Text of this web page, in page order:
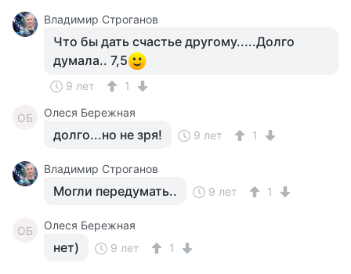
Владимир Строганов
Что бы дать счастье другому.....Долго
думала.. 7,5
9 лет 1
ОБ Олеся Бережная
долго...но не зря! 9 лет 1
Владимир Строганов
Могли передумать.. 9 лет 1
ОБ Олеся Бережная
нет) 9 лет 1